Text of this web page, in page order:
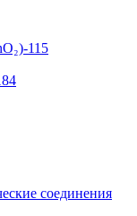
115
соединения